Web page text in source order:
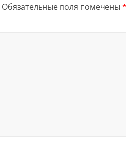
Обязательные поля помечены *